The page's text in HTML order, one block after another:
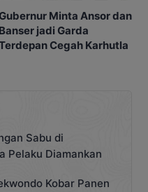
Gubernur Minta Ansor dan
Banser jadi Garda
Cegah Karhutla
Sabu di
Pelaku Diamankan
Kobar Panen